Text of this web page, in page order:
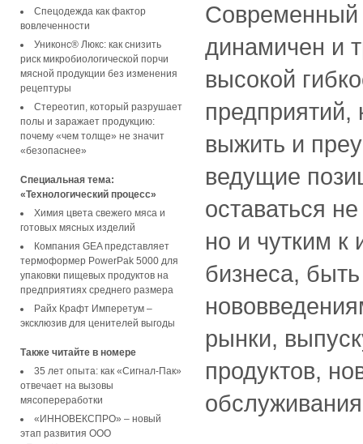
Спецодежда как фактор
вовлеченности
Униконс® Люкс: как снизить
риск микробиологической порчи
мясной продукции без изменения
рецептуры
Стереотип, который разрушает
полы и заражает продукцию:
почему «чем толще» не значит
«безопаснее»
Специальная тема:
«Технологический процесс»
Химия цвета свежего мяса и
готовых мясных изделий
Компания GEA представляет
термоформер PowerPak 5000 для
упаковки пищевых продуктов на
предприятиях среднего размера
Райх Крафт Имперетум –
эксклюзив для ценителей выгоды
Также читайте в номере
35 лет опыта: как «Сигнал-Пак»
отвечает на вызовы
мясопереработки
«ИННОВЕКСПРО» – новый
этап развития ООО
Современный
динамичен и
высокой
предприятий,
выжить и
ведущие
оставаться
но и чутким
бизнеса,
рынки,
продуктов,